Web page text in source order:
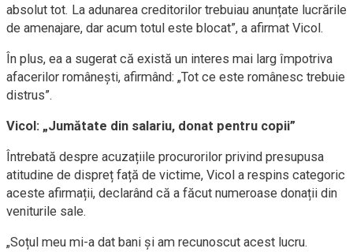
absolut tot. La adunarea creditorilor trebuiau anunțate lucrările
de amenajare, dar acum totul este blocat”, a afirmat Vicol.
În plus, ea a sugerat că există un interes mai larg împotriva
afacerilor românești, afirmând: „Tot ce este românesc trebuie
distrus”.
Vicol: „Jumătate din salariu, donat pentru copii”
Întrebată despre acuzațiile procurorilor privind presupusa
atitudine de dispreț față de victime, Vicol a respins categoric
aceste afirmații, declarând că a făcut numeroase donații din
veniturile sale.
„Soțul meu mi-a dat bani și am recunoscut acest lucru.